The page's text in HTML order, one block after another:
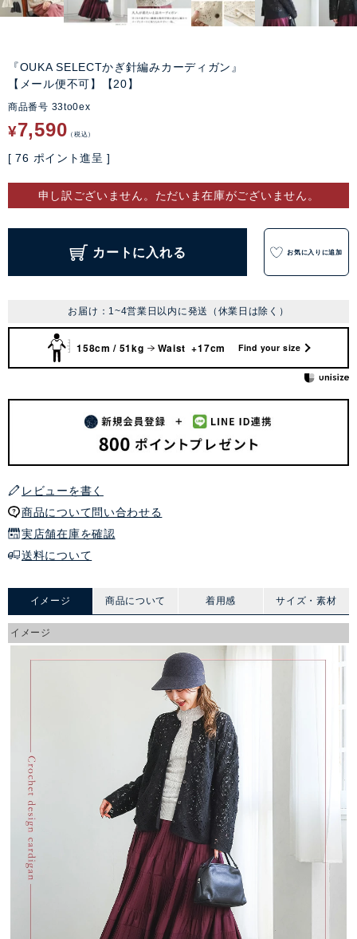
『OUKA SELECTかぎ針編みカーディガン』
【メール便不可】【20】
商品番号 33to0ex
¥7,590 税込
[ 76 ポイント進呈 ]
申し訳ございません。ただいま在庫がございません。
カートに入れる お気に入りに追加
お届け：1~4営業日以内に発送（休業日は除く）
158cm / 51kg Waist +17cm Find your size
レビューを書く
商品について問い合わせる
実店舗在庫を確認
送料について
イメージ 商品について 着用感 サイズ・素材
イメージ